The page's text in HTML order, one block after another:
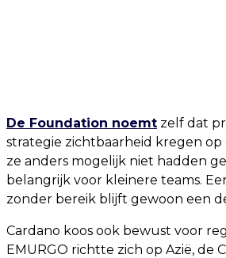
De Foundation noemt zelf dat
strategie zichtbaarheid kregen
ze anders mogelijk niet hadden
belangrijk voor kleinere teams.
zonder bereik blijft gewoon een
Cardano koos ook bewust voor
EMURGO richtte zich op Azië, de